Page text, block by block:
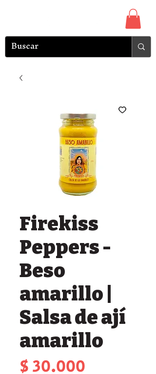
Firekiss
Peppers -
Beso
amarillo |
Salsa de ají
amarillo
$ 30.000